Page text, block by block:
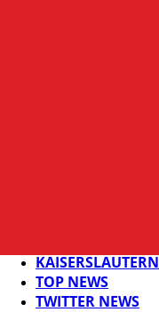
KAISERSLAUTERN
TOP NEWS
TWITTER NEWS